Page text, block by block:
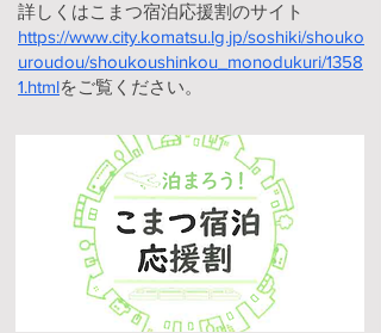
詳しくはこまつ宿泊応援割のサイト
https://www.city.komatsu.lg.jp/soshiki/shouko
uroudou/shoukoushinkou_monodukuri/1358
1.htmlをご覧ください。